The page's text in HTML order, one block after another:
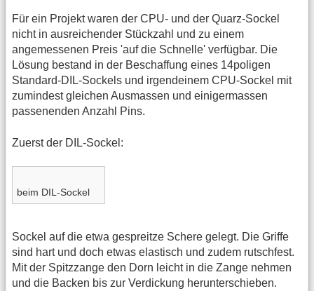
Für ein Projekt waren der CPU- und der Quarz-Sockel
nicht in ausreichender Stückzahl und zu einem
angemessenen Preis 'auf die Schnelle' verfügbar. Die
Lösung bestand in der Beschaffung eines 14poligen
Standard-DIL-Sockels und irgendeinem CPU-Sockel mit
zumindest gleichen Ausmassen und einigermassen
passenenden Anzahl Pins.
Zuerst der DIL-Sockel:
beim DIL-Sockel
Sockel auf die etwa gespreitze Schere gelegt. Die Griffe
sind hart und doch etwas elastisch und zudem rutschfest.
Mit der Spitzzange den Dorn leicht in die Zange nehmen
und die Backen bis zur Verdickung herunterschieben.